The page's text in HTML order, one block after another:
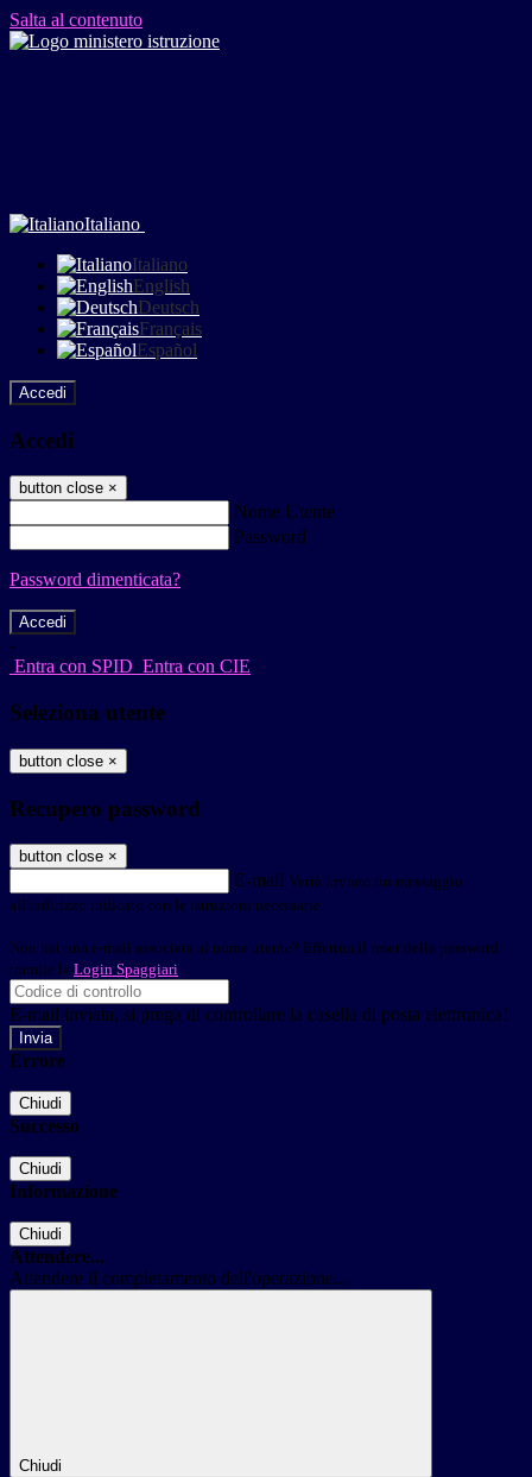
Salta al contenuto
Italiano
Italiano
English
Deutsch
Français
Español
Accedi
Accedi
button close ×
Nome Utente
Password
Password dimenticata?
-
Entra con SPID Entra con CIE
Seleziona utente
button close ×
Recupero password
button close ×
E-mail Verrà inviato un messaggio
all'indirizzo indicato con le istruzioni necessarie.
Non hai una e-mail associata al nome utente? Effettua il reset della password
tramite la Login Spaggiari
E-mail inviata, si prega di controllare la casella di posta elettronica!
Errore
Chiudi
Successo
Chiudi
Informazione
Chiudi
Attendere...
Attendere il completamento dell'operazione...
Chiudi